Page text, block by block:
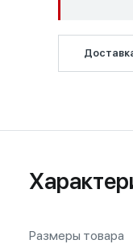
Размеры товара